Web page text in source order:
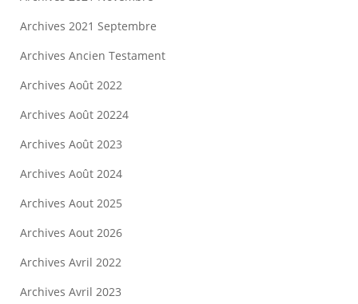
Archives 2021 Septembre
Archives Ancien Testament
Archives Août 2022
Archives Août 20224
Archives Août 2023
Archives Août 2024
Archives Aout 2025
Archives Aout 2026
Archives Avril 2022
Archives Avril 2023